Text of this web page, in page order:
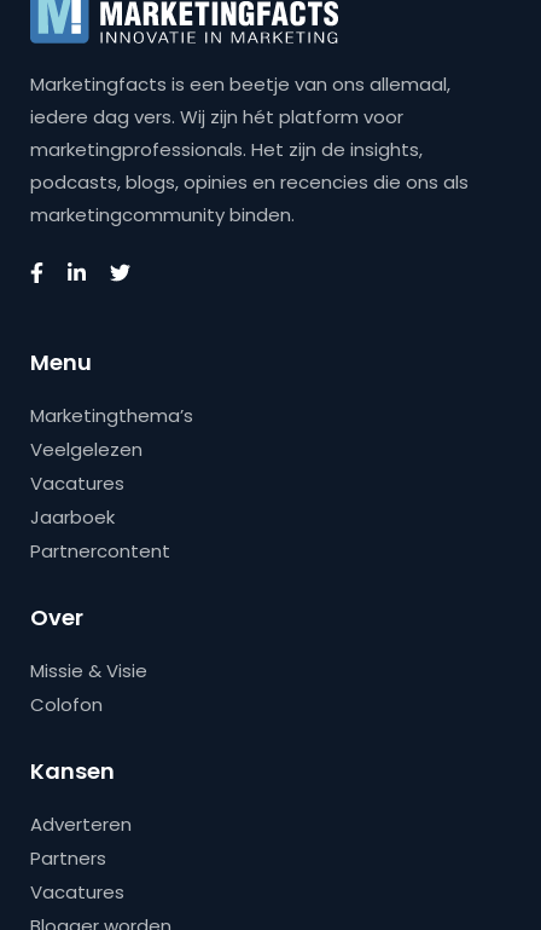
Marketingfacts is een beetje van ons allemaal,
iedere dag vers. Wij zijn hét platform voor
marketingprofessionals. Het zijn de insights,
podcasts, blogs, opinies en recencies die ons als
marketingcommunity binden.
Menu
Marketingthema’s
Veelgelezen
Vacatures
Jaarboek
Partnercontent
Over
Missie & Visie
Colofon
Kansen
Adverteren
Partners
Vacatures